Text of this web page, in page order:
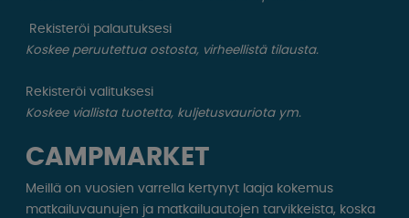
Rekisteröi palautuksesi
Koskee peruutettua ostosta, virheellistä tilausta.
Rekisteröi valituksesi
Koskee viallista tuotetta, kuljetusvauriota ym.
CAMPMARKET
Meillä on vuosien varrella kertynyt laaja kokemus
matkailuvaunujen ja matkailuautojen tarvikkeista, koska